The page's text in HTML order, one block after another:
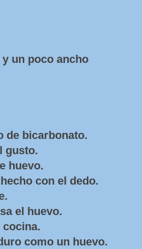
un poco ancho
de bicarbonato.
gusto.
huevo.
con el dedo.
el huevo.
cocina.
como un huevo.